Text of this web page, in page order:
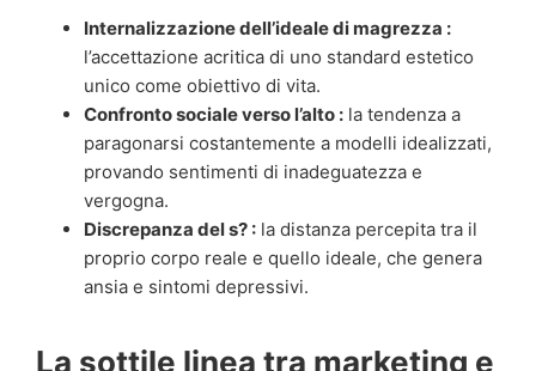
Internalizzazione dell’ideale di magrezza :
l’accettazione acritica di uno standard estetico
unico come obiettivo di vita.
Confronto sociale verso l’alto : la tendenza a
paragonarsi costantemente a modelli idealizzati,
provando sentimenti di inadeguatezza e
vergogna.
Discrepanza del s? : la distanza percepita tra il
proprio corpo reale e quello ideale, che genera
ansia e sintomi depressivi.
La sottile linea tra marketing e